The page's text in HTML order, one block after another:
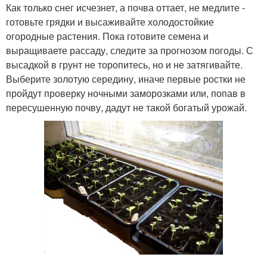
Как только снег исчезнет, а почва оттает, не медлите -
готовьте грядки и высаживайте холодостойкие
огородные растения. Пока готовите семена и
выращиваете рассаду, следите за прогнозом погоды. С
высадкой в грунт не торопитесь, но и не затягивайте.
Выберите золотую середину, иначе первые ростки не
пройдут проверку ночными заморозками или, попав в
пересушенную почву, дадут не такой богатый урожай.